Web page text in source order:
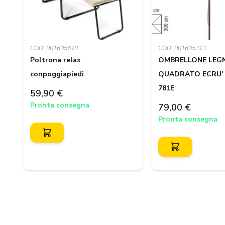
COD: 001605618
Poltrona relax
conpoggiapiedi
59,90 €
Pronta consegna
COD: 001605313
OMBRELLONE
QUADRATO
781E
79,00 €
Pronta consegna